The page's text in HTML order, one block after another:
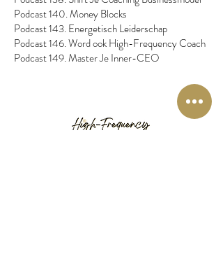
Podcast 140. Money Blocks
Podcast 143. Energetisch Leiderschap
Podcast 146. Word ook High-Frequency Coach
Podcast 149. Master Je Inner-CEO